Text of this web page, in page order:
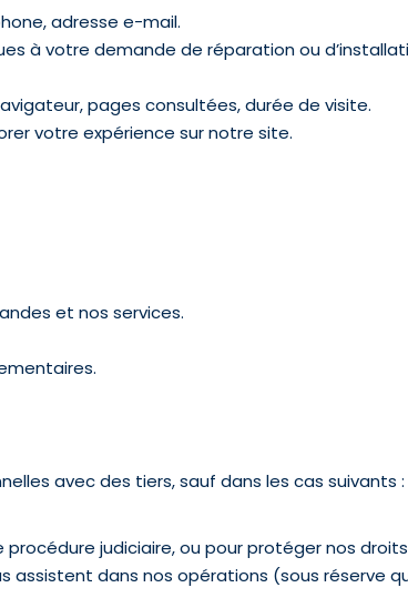
adresse e-mail.
à votre demande de réparation ou
pages consultées, durée de visite.
votre expérience sur notre site.
et nos services.
avec des tiers, sauf dans les cas suivants :
procédure judiciaire, ou pour protéger nos
assistent dans nos opérations (sous réserve